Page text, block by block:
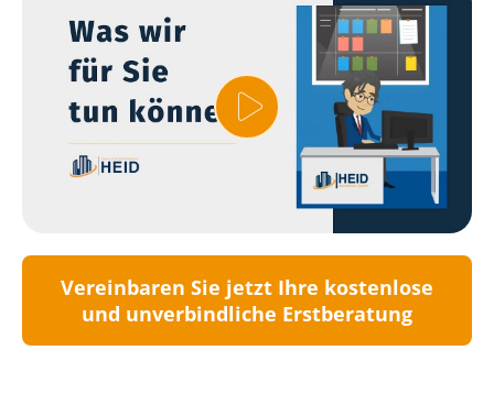
Vereinbaren Sie jetzt Ihre kostenlose
und unverbindliche Erstberatung